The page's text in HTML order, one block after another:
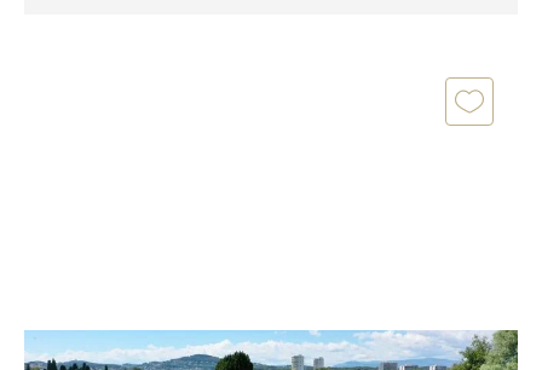
ANTIBES 06